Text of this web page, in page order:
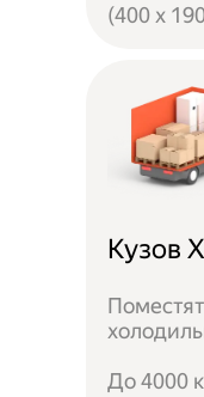
(400 x
Кузов
До 4000